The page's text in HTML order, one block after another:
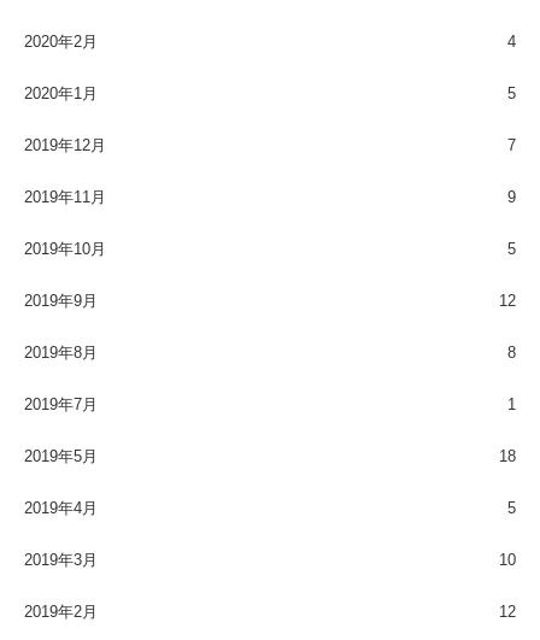
2020年2月 4
2020年1月 5
2019年12月 7
2019年11月 9
2019年10月 5
2019年9月 12
2019年8月 8
2019年7月 1
2019年5月 18
2019年4月 5
2019年3月 10
2019年2月 12